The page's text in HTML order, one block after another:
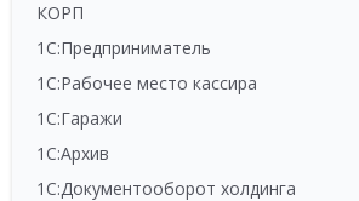
КОРП
1С:Предприниматель
1С:Рабочее место кассира
1С:Гаражи
1С:Архив
1С:Документооборот холдинга